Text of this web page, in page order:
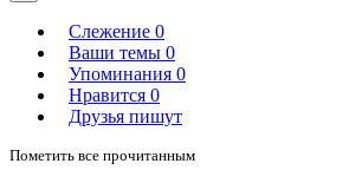
Слежение 0
Ваши темы 0
Упоминания 0
Нравится 0
Друзья пишут
Пометить все прочитанным